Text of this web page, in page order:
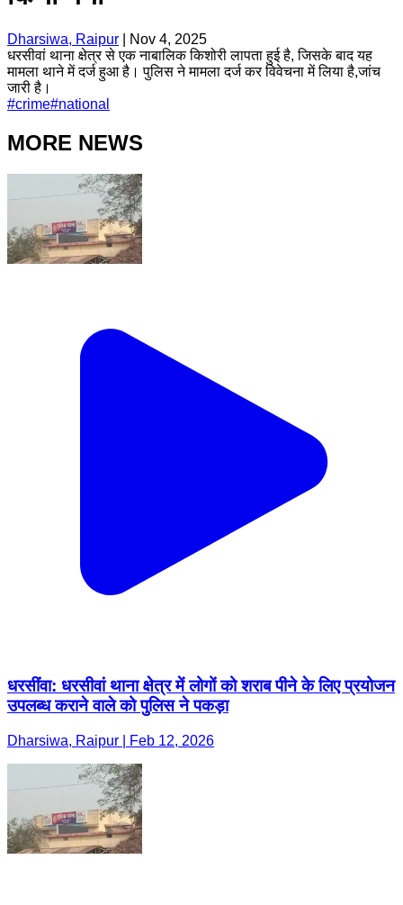
Dharsiwa, Raipur
Nov 4, 2025
धरसीवां थाना क्षेत्र से एक नाबालिक किशोरी लापता हुई है, जिसके बाद यह
मामला थाने में दर्ज हुआ है। पुलिस ने मामला दर्ज कर विवेचना में लिया है,जांच
जारी है।
#crime#national
MORE NEWS
धरसींवा: धरसीवां थाना क्षेत्र में लोगों को शराब पीने के लिए प्रयोजन
उपलब्ध कराने वाले को पुलिस ने पकड़ा
Dharsiwa, Raipur | Feb 12, 2026